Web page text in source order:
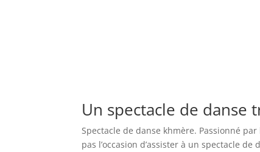
Un spectacle de danse
Spectacle de danse khmère. Passionné
pas l’occasion d’assister à un spectacle